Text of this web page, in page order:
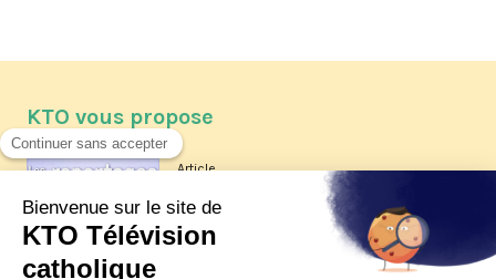
KTO vous propose
Article
Les reportages d'été 2026 de KTO